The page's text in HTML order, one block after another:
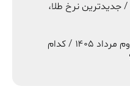
/ جدیدترین نرخ طلا،
بازدهی بازارها در هفته دوم مرداد ۱۴۰۵ / کدام